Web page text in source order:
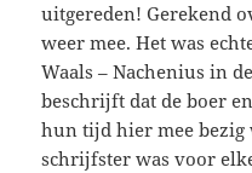
uitgereden! Gerekend
weer mee. Het was
Waals – Nachenius in
beschrijft dat de boer
hun tijd hier mee bezig
schrijfster was voor